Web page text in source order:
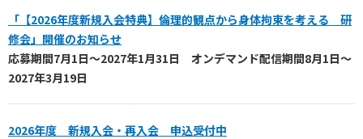
「【2026年度新規入会特典】倫理的観点から身体拘束を考える 研
修会」開催のお知らせ
応募期間7月1日～2027年1月31日 オンデマンド配信期間8月1日～
2027年3月19日
2026年度 新規入会・再入会 申込受付中